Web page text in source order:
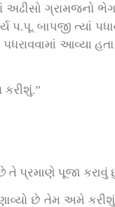
પ.પૂ. બાપજી ત્યાં
પધરાવવામાં આવ્યા
તે પ્રમાણે પૂજા કરાવું
છે તેમ અમે